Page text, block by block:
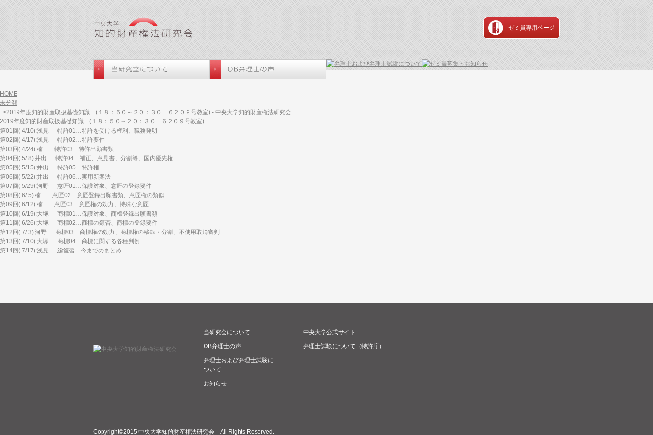
ゼミ員専用ページ
HOME
未分類
>2019年度知的財産取扱基礎知識 (１８：５０～２０：３０ ６２０９号教室) - 中央大学知的財産権法研究会
2019年度知的財産取扱基礎知識 (１８：５０～２０：３０ ６２０９号教室)
第01回( 4/10):浅見 特許01…特許を受ける権利、職務発明
第02回( 4/17):浅見 特許02…特許要件
第03回( 4/24):楠 特許03…特許出願書類
第04回( 5/ 8):井出 特許04…補正、意見書、分割等、国内優先権
第05回( 5/15):井出 特許05…特許権
第06回( 5/22):井出 特許06…実用新案法
第07回( 5/29):河野 意匠01…保護対象、意匠の登録要件
第08回( 6/ 5):楠 意匠02…意匠登録出願書類、意匠権の類似
第09回( 6/12):楠 意匠03…意匠権の効力、特殊な意匠
第10回( 6/19):大塚 商標01…保護対象、商標登録出願書類
第11回( 6/26):大塚 商標02…商標の類否、商標の登録要件
第12回( 7/ 3):河野 商標03…商標権の効力、商標権の移転・分割、不使用取消審判
第13回( 7/10):大塚 商標04…商標に関する各種判例
第14回( 7/17):浅見 総復習…今までのまとめ
当研究会について
OB弁理士の声
弁理士および弁理士試験に
ついて
お知らせ
中央大学公式サイト
弁理士試験について（特許庁）
Copyright©2015 中央大学知的財産権法研究会 All Rights Reserved.